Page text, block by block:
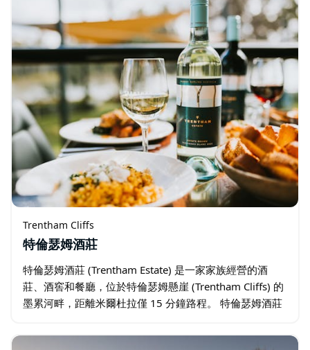
Trentham Cliffs
特倫瑟姆酒莊
特倫瑟姆酒莊 (Trentham Estate) 是一家家族經營的酒
莊、酒窖和餐廳，位於特倫瑟姆懸崖 (Trentham Cliffs) 的
墨累河畔，距離米爾杜拉僅 15 分鐘路程。 特倫瑟姆酒莊